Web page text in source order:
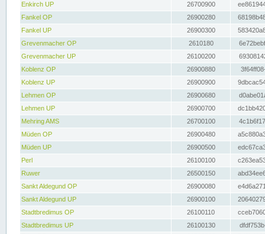
Enkirch UP
26700900
Fankel OP
26900280
Fankel UP
26900300
Grevenmacher OP
2610180
Grevenmacher UP
26100200
Koblenz OP
26900880
Koblenz UP
26900900
Lehmen OP
26900680
Lehmen UP
26900700
Mehring AMS
26700100
Müden OP
26900480
Müden UP
26900500
Perl
26100100
Ruwer
26500150
Sankt Aldegund OP
26900080
Sankt Aldegund UP
26900100
Stadtbredimus OP
26100110
Stadtbredimus UP
26100130